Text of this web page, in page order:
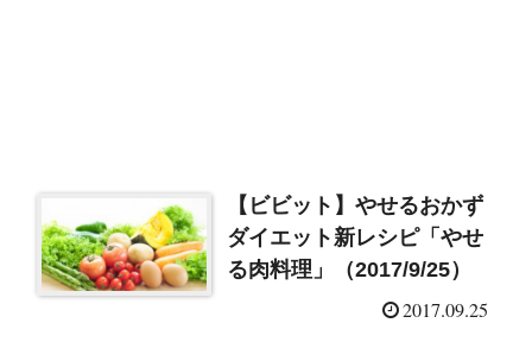
【ビビット】やせるおかず
ダイエット新レシピ「やせ
る肉料理」（2017/9/25）
2017.09.25